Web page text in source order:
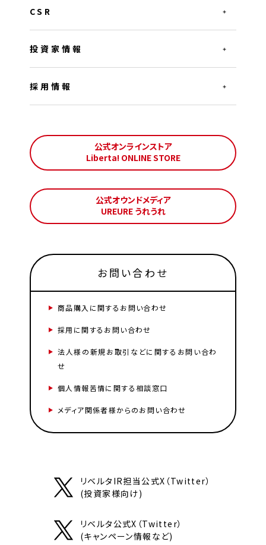
CSR
投資家情報
採用情報
公式オンラインストア
Liberta! ONLINE STORE
公式オウンドメディア
UREURE うれうれ
お問い合わせ
商品購入に関するお問い合わせ
採用に関するお問い合わせ
法人様の新規お取引などに関するお問い合わ
せ
個人情報苦情に関する相談窓口
メディア関係者様からのお問い合わせ
リベルタIR担当公式X（Twitter）
(投資家様向け)
リベルタ公式X（Twitter）
(キャンペーン情報など)